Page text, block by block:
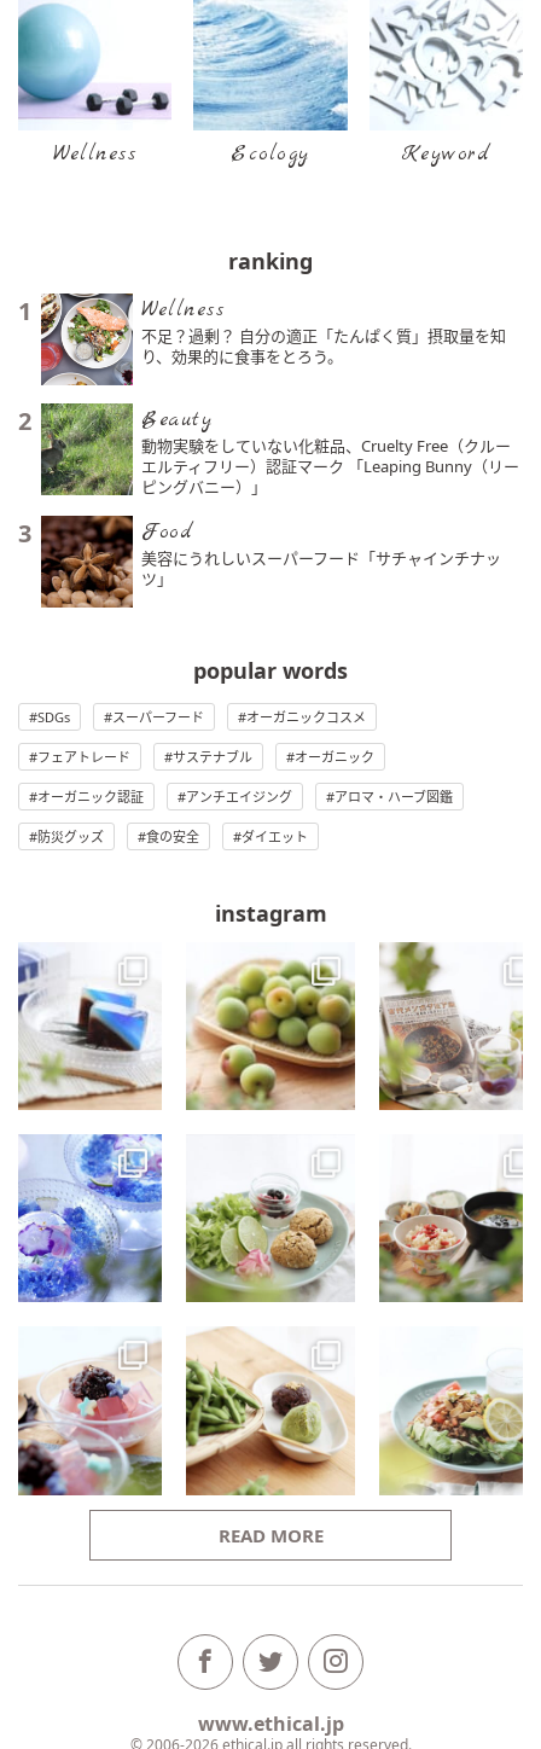
Wellness Ecology Keyword
ranking
1 Wellness
不足？過剰？ 自分の適正「たんぱく質」摂取量を知
り、効果的に食事をとろう。
2 Beauty
動物実験をしていない化粧品、Cruelty Free（クルー
エルティフリー）認証マーク 「Leaping Bunny（リー
ピングバニー）」
3 Food
美容にうれしいスーパーフード「サチャインチナッ
ツ」
popular words
SDGs スーパーフード オーガニックコスメ
フェアトレード サステナブル オーガニック
オーガニック認証 アンチエイジング アロマ・ハーブ図鑑
防災グッズ 食の安全 ダイエット
instagram
READ MORE
www.ethical.jp
© 2006-2026 ethical.jp all rights reserved.